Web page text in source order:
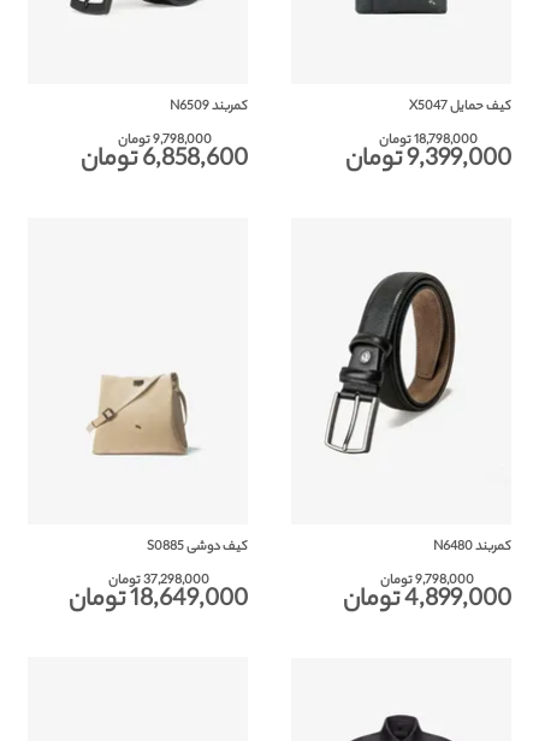
کمربند N6509
9,798,000 تومان
6,858,600 تومان
کیف حمایل X5047
18,798,000 تومان
9,399,000 تومان
کیف دوشی S0885
37,298,000 تومان
18,649,000 تومان
کمربند N6480
9,798,000 تومان
4,899,000 تومان